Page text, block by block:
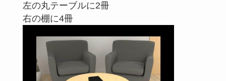
左の丸テーブルに2冊
右の棚に4冊